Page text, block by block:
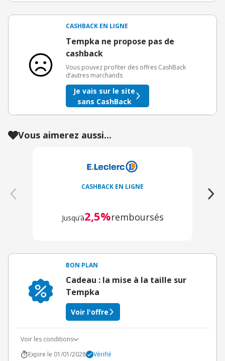
3€ de bienvenue crédités immédiatement + 1€ supplémentaire
Offre réservée à une toute première inscription chez eBuyClub.
CASHBACK EN LIGNE
Tempka ne propose pas de
cashback
Vous pouvez profiter des offres CashBack
d’autres marchands
Je vais sur le site
sans CashBack
Vous aimerez aussi...
CASHBACK EN LIGNE
Jusqu’à2,5%remboursés
BON PLAN
Cadeau : la mise à la taille sur
Tempka
Voir l'offre
Voir les conditions
Expire le 01/01/2028
Vérifié